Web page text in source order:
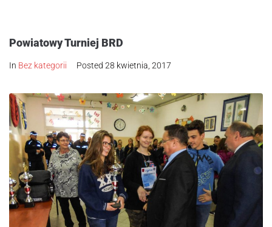
Powiatowy Turniej BRD
In Bez kategorii Posted 28 kwietnia, 2017